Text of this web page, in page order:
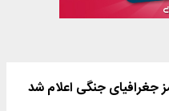
جغرافیای جنگی اعلام شد